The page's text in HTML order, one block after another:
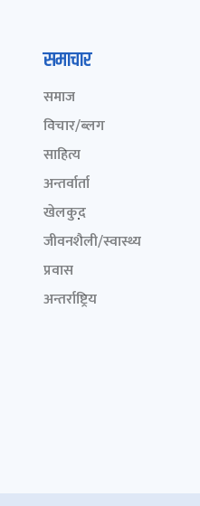
समाचार
समाज
विचार/ब्लग
साहित्य
अन्तर्वार्ता
खेलकुद़़
जीवनशैली/स्वास्थ्य
प्रवास
अन्तर्राष्ट्रिय